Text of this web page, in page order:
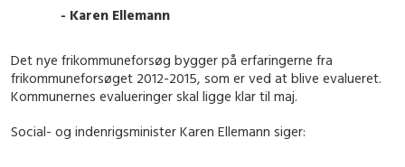
- Karen Ellemann
Det nye frikommuneforsøg bygger på erfaringerne fra
frikommuneforsøget 2012-2015, som er ved at blive evalueret.
Kommunernes evalueringer skal ligge klar til maj.
Social- og indenrigsminister Karen Ellemann siger: